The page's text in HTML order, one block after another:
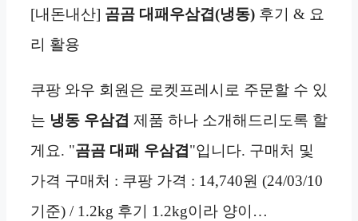
[내돈내산] 곰곰 대패우삼겹(냉동) 후기 & 요
리 활용
쿠팡 와우 회원은 로켓프레시로 주문할 수 있
는 냉동 우삼겹 제품 하나 소개해드리도록 할
게요. "곰곰 대패 우삼겹"입니다. 구매처 및
가격 구매처 : 쿠팡 가격 : 14,740원 (24/03/10
기준) / 1.2kg 후기 1.2kg이라 양이…